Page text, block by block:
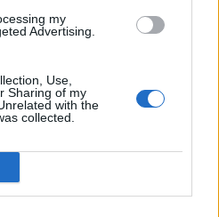
my
Advertising.
Use,
Sharing of my
with the
collected.
p/ConWw2fLTu7/